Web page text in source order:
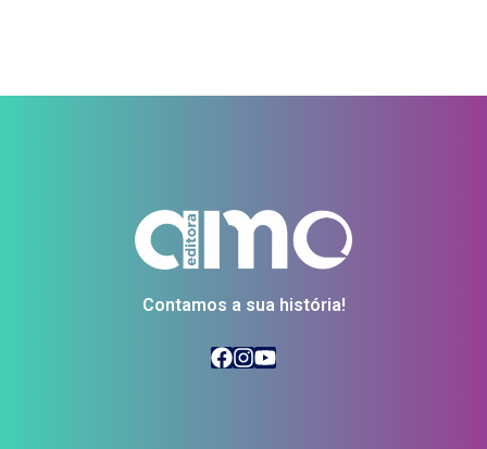
Contamos a sua história!